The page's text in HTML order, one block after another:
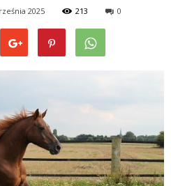
2025 213 0